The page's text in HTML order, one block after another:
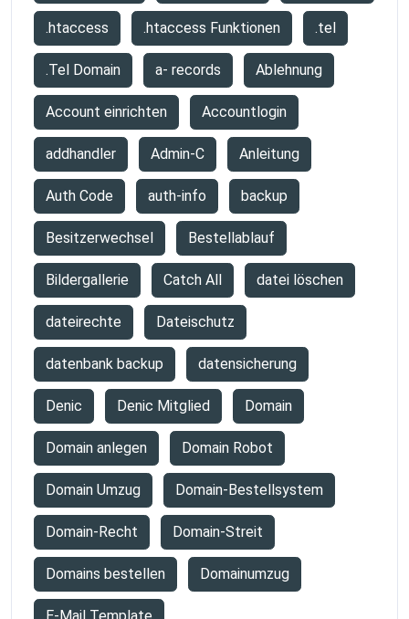
.htaccess .htaccess Funktionen .tel
.Tel Domain a- records Ablehnung
Account einrichten Accountlogin
addhandler Admin-C Anleitung
Auth Code auth-info backup
Besitzerwechsel Bestellablauf
Bildergallerie Catch All datei löschen
dateirechte Dateischutz
datenbank backup datensicherung
Denic Denic Mitglied Domain
Domain anlegen Domain Robot
Domain Umzug Domain-Bestellsystem
Domain-Recht Domain-Streit
Domains bestellen Domainumzug